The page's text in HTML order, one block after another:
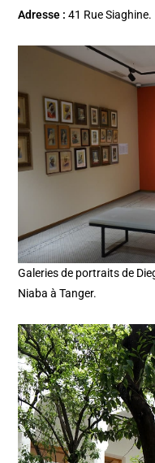
Adresse :41 Rue Siaghine.
Galeries de portraits de
Niaba à Tanger.